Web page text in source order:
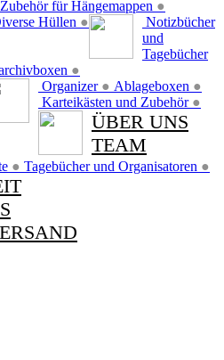
Zubehör für Hängemappen ●
Hüllen ●
●
Organizer ● Ablageboxen ●
Karteikästen und Zubehör ●
Notizbücher
und
Tagebücher
● Tagebücher und Organisatoren ●
ÜBER UNS
TEAM